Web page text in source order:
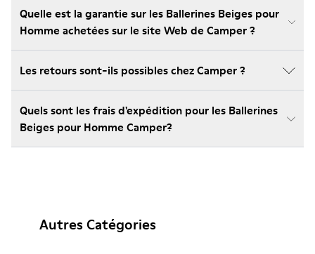
Quelle est la garantie sur les Ballerines Beiges pour
Homme achetées sur le site Web de Camper ?
Les retours sont-ils possibles chez Camper ?
Quels sont les frais d'expédition pour les Ballerines
Beiges pour Homme Camper?
Autres Catégories